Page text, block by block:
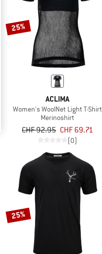
25%
ACLIMA
Women's WoolNet Light T-Shirt
Merinoshirt
CHF 92.95 CHF 69.71
(0)
25%